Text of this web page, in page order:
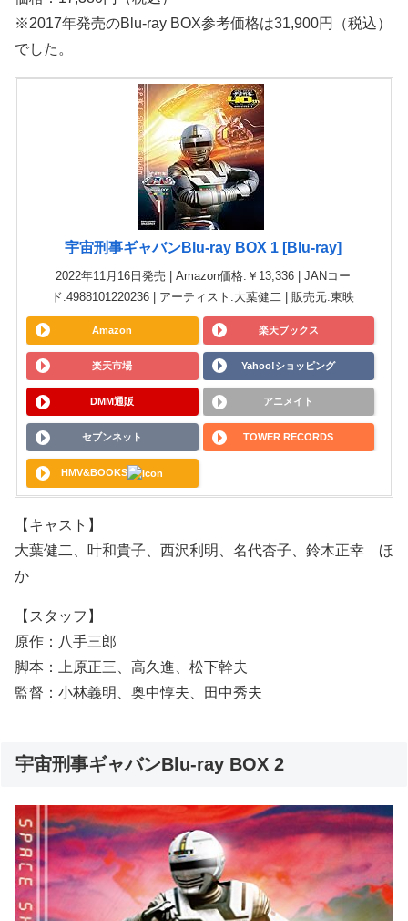
※2017年発売のBlu-ray BOX参考価格は31,900円（税込）
でした。
宇宙刑事ギャバンBlu-ray BOX 1 [Blu-ray]
2022年11月16日発売 | Amazon価格:￥13,336 | JANコー
ド:4988101220236 | アーティスト:大葉健二 | 販売元:東映
Amazon 楽天ブックス
楽天市場 Yahoo!ショッピング
DMM通販 アニメイト
セブンネット TOWER RECORDS
HMV&BOOKS
【キャスト】
大葉健二、叶和貴子、西沢利明、名代杏子、鈴木正幸 ほ
か
【スタッフ】
原作：八手三郎
脚本：上原正三、高久進、松下幹夫
監督：小林義明、奥中惇夫、田中秀夫
宇宙刑事ギャバンBlu-ray BOX 2